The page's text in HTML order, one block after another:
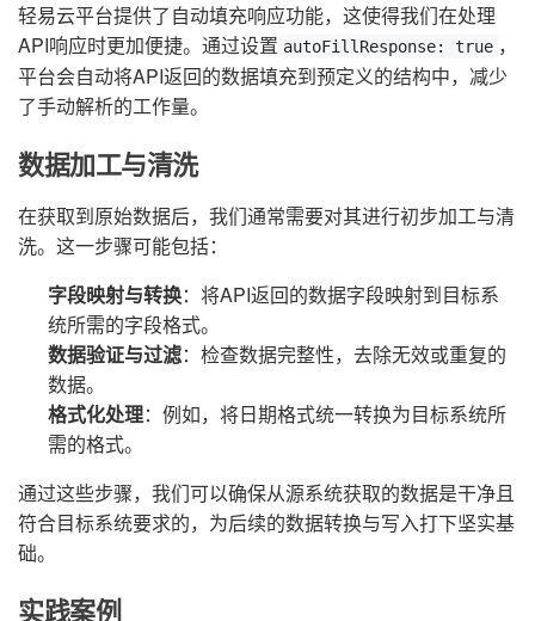
轻易云平台提供了自动填充响应功能，这使得我们在处理
API响应时更加便捷。通过设置 autoFillResponse: true ，
平台会自动将API返回的数据填充到预定义的结构中，减少
了手动解析的工作量。
数据加工与清洗
在获取到原始数据后，我们通常需要对其进行初步加工与清
洗。这一步骤可能包括：
字段映射与转换：将API返回的数据字段映射到目标系
统所需的字段格式。
数据验证与过滤：检查数据完整性，去除无效或重复的
数据。
格式化处理：例如，将日期格式统一转换为目标系统所
需的格式。
通过这些步骤，我们可以确保从源系统获取的数据是干净且
符合目标系统要求的，为后续的数据转换与写入打下坚实基
础。
实践案例